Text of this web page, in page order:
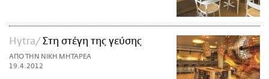
Hytra Στη στέγη της γεύσης
ΑΠΟ ΤΗΝ ΝΙΚΗ ΜΗΤΑΡΕΑ
19.4.2012